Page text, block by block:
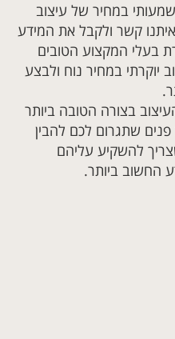
במחיר של עיצוב
איתנו קשר ולקבל את המידע
בעלי המקצוע הטובים
יוקרתי במחיר נוח ולבצע
.
בצורה הטובה ביותר
שתגרום לכם להבין
להשקיע עליהם
החשוב ביותר.